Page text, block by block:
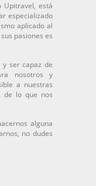
está
especializado
aplicado al
pasiones es
ser capaz de
nosotros y
a nuestras
de lo que nos
alguna
no dudes